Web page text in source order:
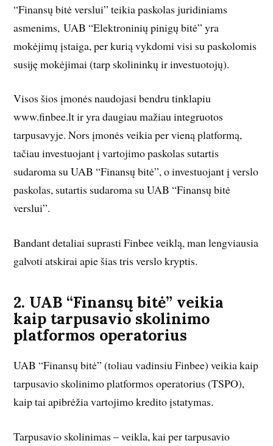
“Finansų bitė verslui” teikia paskolas juridiniams
asmenims, UAB “Elektroninių pinigų bitė” yra
mokėjimų įstaiga, per kurią vykdomi visi su paskolomis
susiję mokėjimai (tarp skolininkų ir investuotojų).
Visos šios įmonės naudojasi bendru tinklapiu
www.finbee.lt ir yra daugiau mažiau integruotos
tarpusavyje. Nors įmonės veikia per vieną platformą,
tačiau investuojant į vartojimo paskolas sutartis
sudaroma su UAB “Finansų bitė”, o investuojant į verslo
paskolas, sutartis sudaroma su UAB “Finansų bitė
verslui”.
Bandant detaliai suprasti Finbee veiklą, man lengviausia
galvoti atskirai apie šias tris verslo kryptis.
2. UAB “Finansų bitė” veikia
kaip tarpusavio skolinimo
platformos operatorius
UAB “Finansų bitė” (toliau vadinsiu Finbee) veikia kaip
tarpusavio skolinimo platformos operatorius (TSPO),
kaip tai apibrėžia vartojimo kredito įstatymas.
Tarpusavio skolinimas – veikla, kai per tarpusavio